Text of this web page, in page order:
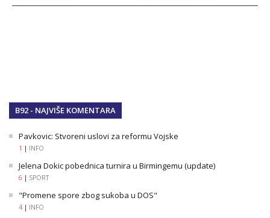
B92 - NAJVIŠE KOMENTARA
Pavkovic: Stvoreni uslovi za reformu Vojske
1 | INFO
Jelena Dokic pobednica turnira u Birmingemu (update)
6 | SPORT
"Promene spore zbog sukoba u DOS"
4 | INFO